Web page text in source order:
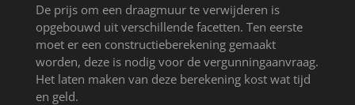
De prijs om een draagmuur te verwijderen is
opgebouwd uit verschillende facetten. Ten eerste
moet er een constructieberekening gemaakt
worden, deze is nodig voor de vergunningaanvraag.
Het laten maken van deze berekening kost wat tijd
en geld.